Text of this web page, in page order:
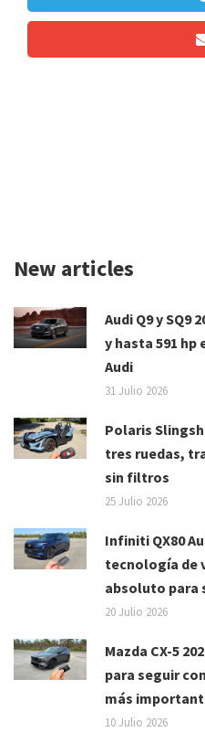
New articles
Audi Q9 y SQ9
y hasta 591 hp
Audi
31 Julio 2026
Polaris
tres ruedas,
sin filtros
25 Julio 2026
Infiniti QX80
tecnología de
absoluto para
20 Julio 2026
Mazda CX-5
para seguir
más
10 Julio 2026